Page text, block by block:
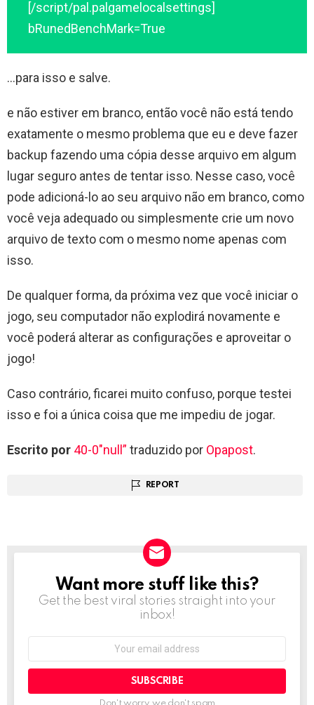
[/script/pal.palgamelocalsettings]
bRunedBenchMark=True
…para isso e salve.
e não estiver em branco, então você não está tendo
exatamente o mesmo problema que eu e deve fazer
backup fazendo uma cópia desse arquivo em algum
lugar seguro antes de tentar isso. Nesse caso, você
pode adicioná-lo ao seu arquivo não em branco, como
você veja adequado ou simplesmente crie um novo
arquivo de texto com o mesmo nome apenas com
isso.
De qualquer forma, da próxima vez que você iniciar o
jogo, seu computador não explodirá novamente e
você poderá alterar as configurações e aproveitar o
jogo!
Caso contrário, ficarei muito confuso, porque testei
isso e foi a única coisa que me impediu de jogar.
Escrito por 40-0″null” traduzido por Opapost.
REPORT
NEWSLETTER
Want more stuff like this?
Get the best viral stories straight into your
inbox!